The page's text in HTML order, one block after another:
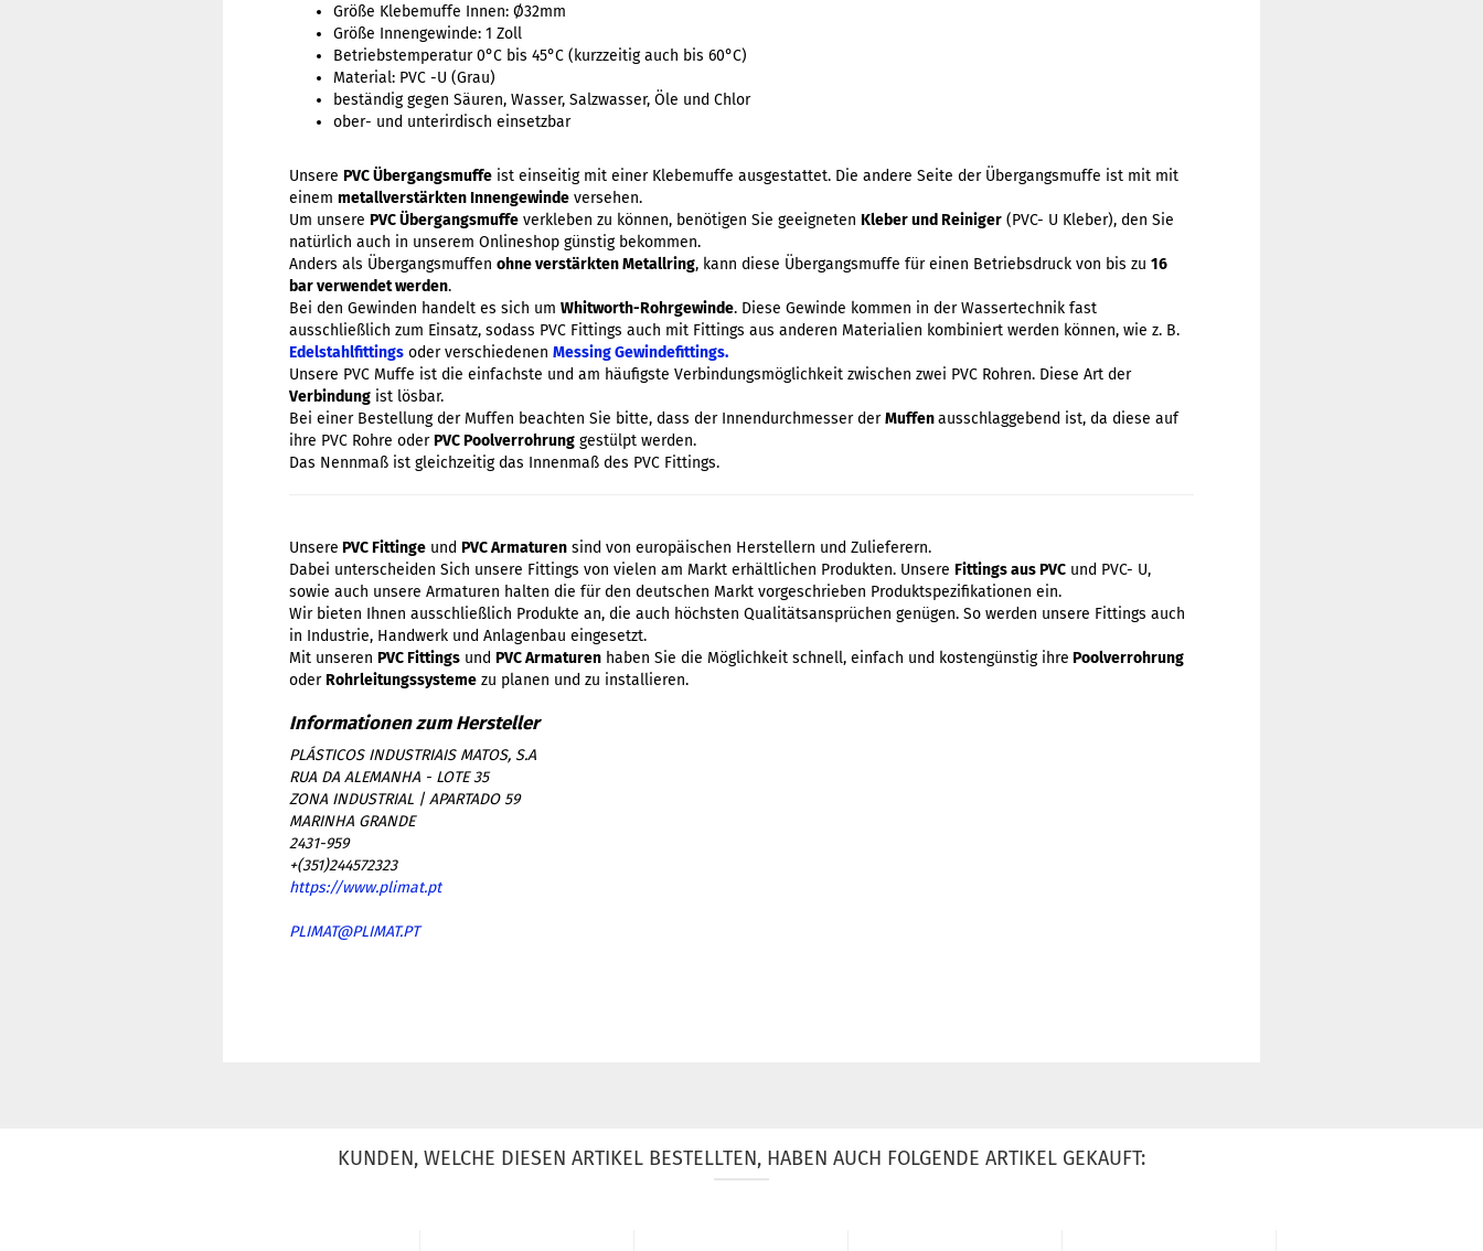
Größe Klebemuffe Innen: Ø32mm
Größe Innengewinde: 1 Zoll
Betriebstemperatur 0°C bis 45°C (kurzzeitig auch bis 60°C)
Material: PVC -U (Grau)
beständig gegen Säuren, Wasser, Salzwasser, Öle und Chlor
ober- und unterirdisch einsetzbar
Unsere PVC Übergangsmuffe ist einseitig mit einer Klebemuffe ausgestattet. Die andere Seite der Übergangsmuffe ist mit mit
einem metallverstärkten Innengewinde versehen.
Um unsere PVC Übergangsmuffe verkleben zu können, benötigen Sie geeigneten Kleber und Reiniger (PVC- U Kleber), den Sie
natürlich auch in unserem Onlineshop günstig bekommen.
Anders als Übergangsmuffen ohne verstärkten Metallring, kann diese Übergangsmuffe für einen Betriebsdruck von bis zu 16
bar verwendet werden.
Bei den Gewinden handelt es sich um Whitworth-Rohrgewinde. Diese Gewinde kommen in der Wassertechnik fast
ausschließlich zum Einsatz, sodass PVC Fittings auch mit Fittings aus anderen Materialien kombiniert werden können, wie z. B.
Edelstahlfittings oder verschiedenen Messing Gewindefittings.
Unsere PVC Muffe ist die einfachste und am häufigste Verbindungsmöglichkeit zwischen zwei PVC Rohren. Diese Art der
Verbindung ist lösbar.
Bei einer Bestellung der Muffen beachten Sie bitte, dass der Innendurchmesser derMuffenausschlaggebend ist, da diese auf
ihre PVC Rohre oderPVC Poolverrohrung gestülpt werden.
Das Nennmaß ist gleichzeitig das Innenmaß des PVC Fittings.
Unsere PVC Fittinge und PVC Armaturen sind von europäischen Herstellern und Zulieferern.
Dabei unterscheiden Sich unsere Fittings von vielen am Markt erhältlichen Produkten. Unsere Fittings aus PVC und PVC- U,
sowie auch unsere Armaturen halten die für den deutschen Markt vorgeschrieben Produktspezifikationen ein.
Wir bieten Ihnen ausschließlich Produkte an, die auch höchsten Qualitätsansprüchen genügen. So werden unsere Fittings auch
in Industrie, Handwerk und Anlagenbau eingesetzt.
Mit unseren PVC Fittings und PVC Armaturen haben Sie die Möglichkeit schnell, einfach und kostengünstig ihre Poolverrohrung
oderRohrleitungssysteme zu planen und zu installieren.
PLÁSTICOS INDUSTRIAIS MATOS, S.A
RUA DA ALEMANHA - LOTE 35
ZONA INDUSTRIAL | APARTADO 59
MARINHA GRANDE
2431-959
+(351)244572323
https://www.plimat.pt
PLIMAT@PLIMAT.PT
KUNDEN, WELCHE DIESEN ARTIKEL BESTELLTEN, HABEN AUCH FOLGENDE ARTIKEL GEKAUFT: